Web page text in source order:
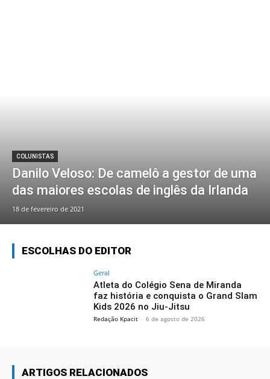
COLUNISTAS
Danilo Veloso: De camelô a gestor de uma
das maiores escolas de inglês da Irlanda
18 de fevereiro de 2021
ESCOLHAS DO EDITOR
Geral
Atleta do Colégio Sena de Miranda
faz história e conquista o Grand Slam
Kids 2026 no Jiu-Jitsu
Redação Kpacit - 6 de agosto de 2026
ARTIGOS RELACIONADOS